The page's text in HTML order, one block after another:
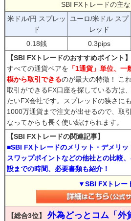
SBI FXトレードの主
米ドル/円 スプレッ
ド
ユーロ/米ドル スプ
レッド
0.18銭 0.3pips
【SBI FXトレードのおすすめポイント】
すべての通貨ペアを 「1通貨」単位、
模から取引できるのが最大の特徴！ こ
取引ができるFX口座を探している方は
たいFX会社です。スプレッドの狭さに
1000万通貨まで注文が出せるので、取
なってからも長く使い続けられます。
【SBI FXトレードの関連記事】
■SBI FXトレードのメリット・デメリッ
スワップポイントなどの他社との比較
設までの時間、必要書類も紹介！
▼SBI FXトレー
【総合3位】 外為どっとコム「外